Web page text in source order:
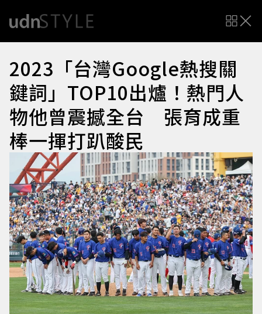
2023「台灣Google熱搜關
鍵詞」TOP10出爐！熱門人
物他曾震撼全台 張育成重
棒一揮打趴酸民